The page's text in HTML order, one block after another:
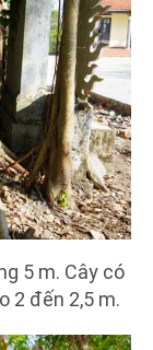
5 m. Cây có
2 đến 2,5 m.